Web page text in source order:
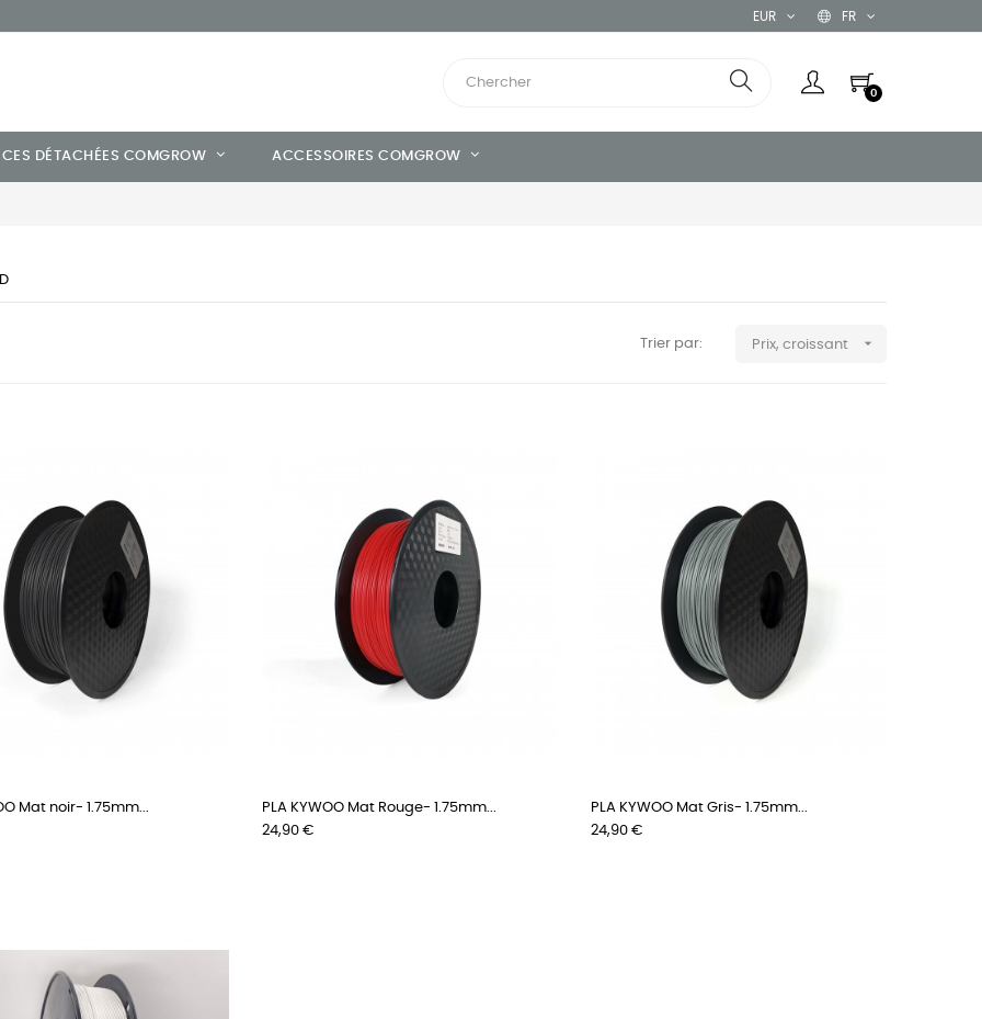
FR
EUR
0
DÉTACHÉES COMGROW ACCESSOIRES COMGROW
Trier par: Prix, croissant 
Mat noir- 1.75mm...
PLA KYWOO Mat Rouge- 1.75mm...
Prix
24,90 €
PLA KYWOO Mat Gris- 1.75mm...
Prix
24,90 €